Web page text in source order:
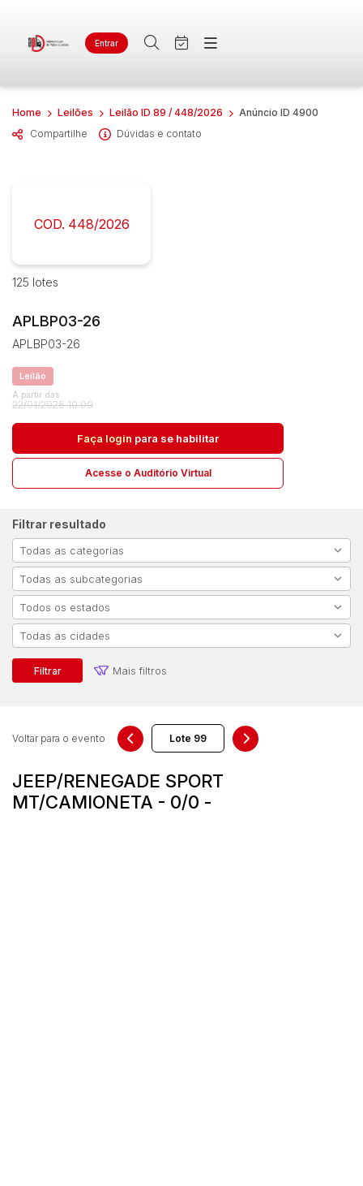
Entrar
Criar conta Entrar
Agenda
Quem Somos
Veículos
AUTOMOVEL
MOTOCICLETA
Judiciais
Home
Quem Somos
Home Leilões Leilão ID 89 / 448/2026
Anúncio ID 4900
Compartilhe
Dúvidas e contato
COD. 448/2026
125 lotes
APLBP03-26
APLBP03-26
Leilão
A partir das
22/01/2026 10:00
Faça login para se habilitar
Acesse o Auditório Virtual
Filtrar resultado
Filtrar Mais filtros
JEEP/RENEGADE SPORT
MT/CAMIONETA - 0/0 -
Voltar para o evento